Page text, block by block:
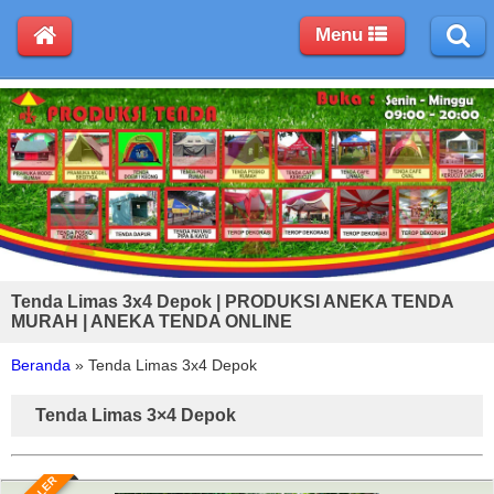
Tenda Limas 3x4 Depok | PRODUKSI ANEKA TENDA
MURAH | ANEKA TENDA ONLINE
Beranda » Tenda Limas 3x4 Depok
Tenda Limas 3×4 Depok
Menu